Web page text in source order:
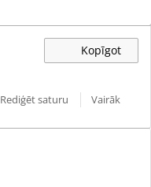
Kopīgot
Rediģēt saturu
Vairāk